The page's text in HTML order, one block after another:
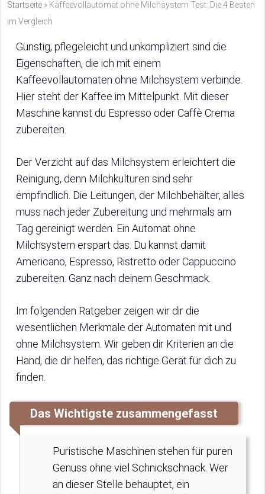
Startseite » Kaffeevollautomat ohne Milchsystem Test: Die 4 Besten
im Vergleich
Günstig, pflegeleicht und unkompliziert sind die
Eigenschaften, die ich mit einem
Kaffeevollautomaten ohne Milchsystem verbinde.
Hier steht der Kaffee im Mittelpunkt. Mit dieser
Maschine kannst du Espresso oder Caffè Crema
zubereiten.
Der Verzicht auf das Milchsystem erleichtert die
Reinigung, denn Milchkulturen sind sehr
empfindlich. Die Leitungen, der Milchbehälter, alles
muss nach jeder Zubereitung und mehrmals am
Tag gereinigt werden. Ein Automat ohne
Milchsystem erspart das. Du kannst damit
Americano, Espresso, Ristretto oder Cappuccino
zubereiten. Ganz nach deinem Geschmack.
Im folgenden Ratgeber zeigen wir dir die
wesentlichen Merkmale der Automaten mit und
ohne Milchsystem. Wir geben dir Kriterien an die
Hand, die dir helfen, das richtige Gerät für dich zu
finden.
Das Wichtigste zusammengefasst
Puristische Maschinen stehen für puren
Genuss ohne viel Schnickschnack. Wer
an dieser Stelle behauptet, ein